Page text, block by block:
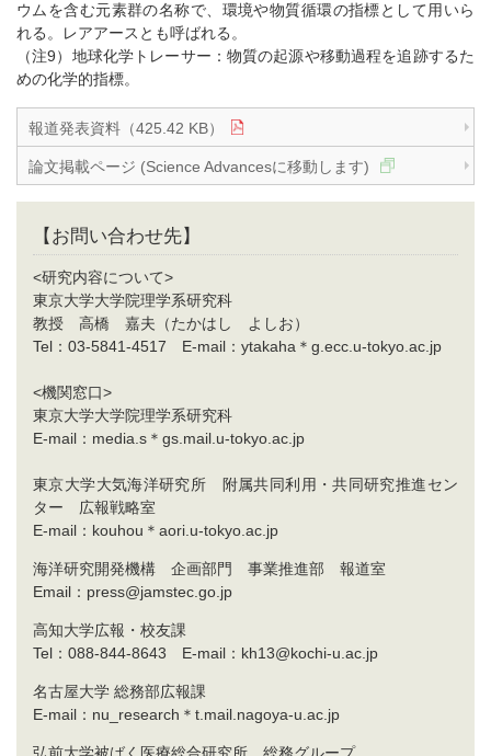
ウムを含む元素群の名称で、環境や物質循環の指標として用いら
れる。レアアースとも呼ばれる。
（注9）地球化学トレーサー：物質の起源や移動過程を追跡するた
めの化学的指標。
報道発表資料（425.42 KB）
論文掲載ページ (Science Advancesに移動します)
【お問い合わせ先】
<研究内容について>
東京大学大学院理学系研究科
教授 高橋 嘉夫（たかはし よしお）
Tel：03-5841-4517 E-mail：ytakaha＊g.ecc.u-tokyo.ac.jp
<機関窓口>
東京大学大学院理学系研究科
E-mail：media.s＊gs.mail.u-tokyo.ac.jp
東京大学大気海洋研究所 附属共同利用・共同研究推進セン
ター 広報戦略室
E-mail：kouhou＊aori.u-tokyo.ac.jp
海洋研究開発機構 企画部門 事業推進部 報道室
Email：press@jamstec.go.jp
高知大学広報・校友課
Tel：088-844-8643 E-mail：kh13@kochi-u.ac.jp
名古屋大学 総務部広報課
E-mail：nu_research＊t.mail.nagoya-u.ac.jp